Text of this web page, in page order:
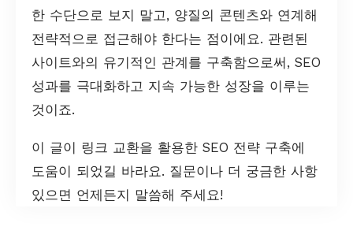
한 수단으로 보지 말고, 양질의 콘텐츠와 연계해
전략적으로 접근해야 한다는 점이에요. 관련된
사이트와의 유기적인 관계를 구축함으로써, SEO
성과를 극대화하고 지속 가능한 성장을 이루는
것이죠.
이 글이 링크 교환을 활용한 SEO 전략 구축에
도움이 되었길 바라요. 질문이나 더 궁금한 사항
있으면 언제든지 말씀해 주세요!